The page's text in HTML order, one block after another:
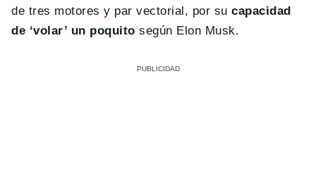
de tres motores y par vectorial, por sucapacidad
de ‘volar’ un poquito según Elon Musk.